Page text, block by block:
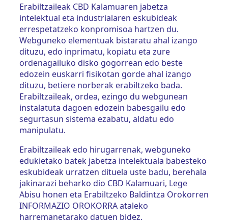
Erabiltzaileak CBD Kalamuaren jabetza
intelektual eta industrialaren eskubideak
errespetatzeko konpromisoa hartzen du.
Webguneko elementuak bistaratu ahal izango
dituzu, edo inprimatu, kopiatu eta zure
ordenagailuko disko gogorrean edo beste
edozein euskarri fisikotan gorde ahal izango
dituzu, betiere norberak erabiltzeko bada.
Erabiltzaileak, ordea, ezingo du webgunean
instalatuta dagoen edozein babesgailu edo
segurtasun sistema ezabatu, aldatu edo
manipulatu.
Erabiltzaileak edo hirugarrenak, webguneko
edukietako batek jabetza intelektuala babesteko
eskubideak urratzen dituela uste badu, berehala
jakinarazi beharko dio CBD Kalamuari, Lege
Abisu honen eta Erabiltzeko Baldintza Orokorren
INFORMAZIO OROKORRA ataleko
harremanetarako datuen bidez.